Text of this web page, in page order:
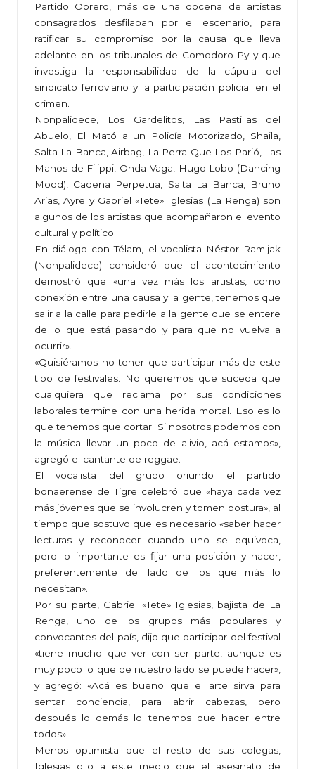
Partido Obrero, más de una docena de artistas
consagrados desfilaban por el escenario, para
ratificar su compromiso por la causa que lleva
adelante en los tribunales de Comodoro Py y que
investiga la responsabilidad de la cúpula del
sindicato ferroviario y la participación policial en el
crimen.
Nonpalidece, Los Gardelitos, Las Pastillas del
Abuelo, El Mató a un Policía Motorizado, Shaila,
Salta La Banca, Airbag, La Perra Que Los Parió, Las
Manos de Filippi, Onda Vaga, Hugo Lobo (Dancing
Mood), Cadena Perpetua, Salta La Banca, Bruno
Arias, Ayre y Gabriel «Tete» Iglesias (La Renga) son
algunos de los artistas que acompañaron el evento
cultural y político.
En diálogo con Télam, el vocalista Néstor Ramljak
(Nonpalidece) consideró que el acontecimiento
demostró que «una vez más los artistas, como
conexión entre una causa y la gente, tenemos que
salir a la calle para pedirle a la gente que se entere
de lo que está pasando y para que no vuelva a
ocurrir».
«Quisiéramos no tener que participar más de este
tipo de festivales. No queremos que suceda que
cualquiera que reclama por sus condiciones
laborales termine con una herida mortal. Eso es lo
que tenemos que cortar. Si nosotros podemos con
la música llevar un poco de alivio, acá estamos»,
agregó el cantante de reggae.
El vocalista del grupo oriundo el partido
bonaerense de Tigre celebró que «haya cada vez
más jóvenes que se involucren y tomen postura», al
tiempo que sostuvo que es necesario «saber hacer
lecturas y reconocer cuando uno se equivoca,
pero lo importante es fijar una posición y hacer,
preferentemente del lado de los que más lo
necesitan».
Por su parte, Gabriel «Tete» Iglesias, bajista de La
Renga, uno de los grupos más populares y
convocantes del país, dijo que participar del festival
«tiene mucho que ver con ser parte, aunque es
muy poco lo que de nuestro lado se puede hacer»,
y agregó: «Acá es bueno que el arte sirva para
sentar conciencia, para abrir cabezas, pero
después lo demás lo tenemos que hacer entre
todos».
Menos optimista que el resto de sus colegas,
Iglesias dijo a este medio que el asesinato de